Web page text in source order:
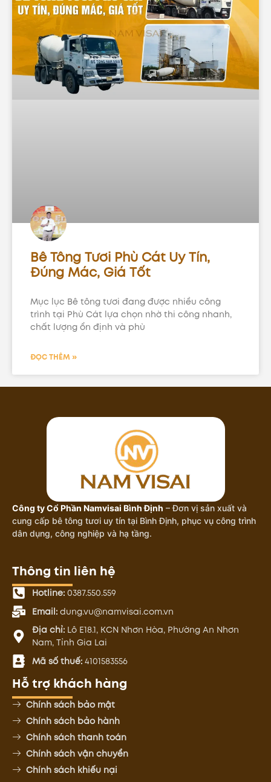
Bê Tông Tươi Phù Cát Uy Tín,
Đúng Mác, Giá Tốt
Mục lục Bê tông tươi đang được nhiều công
trình tại Phù Cát lựa chọn nhờ thi công nhanh,
chất lượng ổn định và phù
ĐỌC THÊM »
Công ty Cổ Phần Namvisai Bình Định – Đơn vị sản xuất và
cung cấp bê tông tươi uy tín tại Bình Định, phục vụ công trình
dân dụng, công nghiệp và hạ tầng.
Thông tin liên hệ
Hotline:0387.550.559
Email:dung.vu@namvisai.com.vn
Địa chỉ:Lô E18.1, KCN Nhơn Hòa, Phường An Nhơn
Nam, Tỉnh Gia Lai
Mã số thuế:4101583556
Hỗ trợ khách hàng
Chính sách bảo mật
Chính sách bảo hành
Chính sách thanh toán
Chính sách vận chuyển
Chính sách khiếu nại